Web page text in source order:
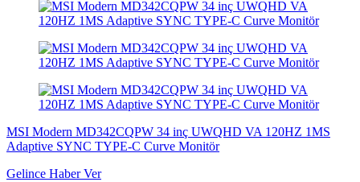
MSI Modern MD342CQPW 34 inç UWQHD VA 120HZ 1MS
Adaptive SYNC TYPE-C Curve Monitör
Gelince Haber Ver